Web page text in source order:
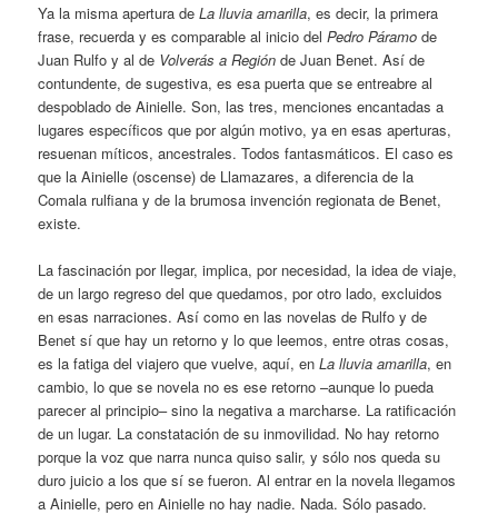
Ya la misma apertura deLa lluvia amarilla, es decir, la primera
frase, recuerda y es comparable al inicio delPedro Páramo de
Juan Rulfo y al de Volverás a Región de Juan Benet. Así de
contundente, de sugestiva, es esa puerta que se entreabre al
despoblado de Ainielle. Son, las tres, menciones encantadas a
lugares específicos que por algún motivo, ya en esas aperturas,
resuenan míticos, ancestrales. Todos fantasmáticos. El caso es
que la Ainielle (oscense) de Llamazares, a diferencia de la
Comala rulfiana y de la brumosa invención regionata de Benet,
existe.
La fascinación por llegar, implica, por necesidad, la idea de viaje,
de un largo regreso del que quedamos, por otro lado, excluidos
en esas narraciones. Así como en las novelas de Rulfo y de
Benet sí que hay un retorno y lo que leemos, entre otras cosas,
es la fatiga del viajero que vuelve, aquí, enLa lluvia amarilla, en
cambio, lo que se novela no es ese retorno –aunque lo pueda
parecer al principio– sino la negativa a marcharse. La ratificación
de un lugar. La constatación de su inmovilidad. No hay retorno
porque la voz que narra nunca quiso salir, y sólo nos queda su
duro juicio a los que sí se fueron. Al entrar en la novela llegamos
a Ainielle, pero en Ainielle no hay nadie. Nada. Sólo pasado.